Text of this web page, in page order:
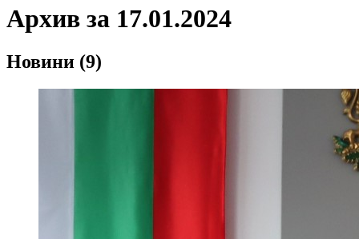
Архив за 17.01.2024
Новини (9)